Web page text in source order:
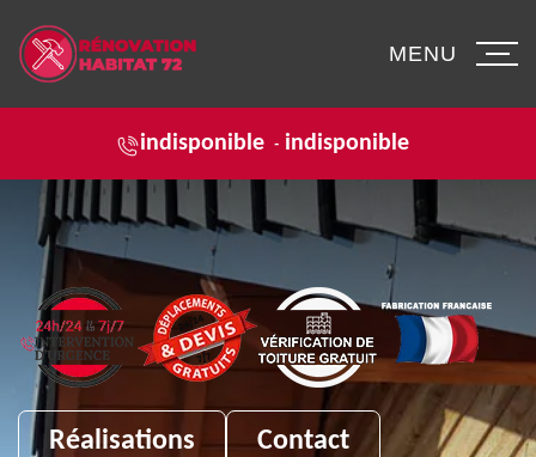
indisponible - indisponible
MENU
Réalisations Contact